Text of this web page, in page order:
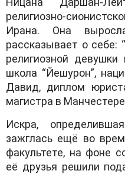
религиозно-
Ирана. Она
рассказывает о себе:
религиозной
школа “Йешурон”,
Давид, диплом
магистра в
Искра,
зажглась ещё во
факультете, на фоне
её друзья решили